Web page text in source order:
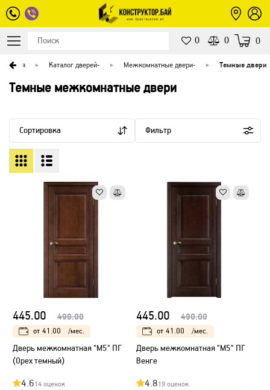
0 0 0
Главная Каталог дверей- Межкомнатные двери- Темные двери
Темные межкомнатные двери
Сортировка Фильтр
445.00 490.00
от 41.00 /мес.
Дверь межкомнатная "М5" ПГ
(Орех темный)
4.614 оценок
445.00 490.00
от 41.00 /мес.
Дверь межкомнатная "М5" ПГ
Венге
4.819 оценок